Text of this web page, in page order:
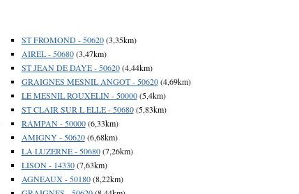
ST FROMOND - 50620(3,35km)
AIREL - 50680(3,47km)
ST JEAN DE DAYE - 50620(4,44km)
GRAIGNES MESNIL ANGOT - 50620(4,69km)
LE MESNIL ROUXELIN - 50000(5,4km)
ST CLAIR SUR L ELLE - 50680(5,83km)
RAMPAN - 50000(6,33km)
AMIGNY - 50620(6,68km)
LA LUZERNE - 50680(7,26km)
LISON - 14330(7,63km)
AGNEAUX - 50180(8,22km)